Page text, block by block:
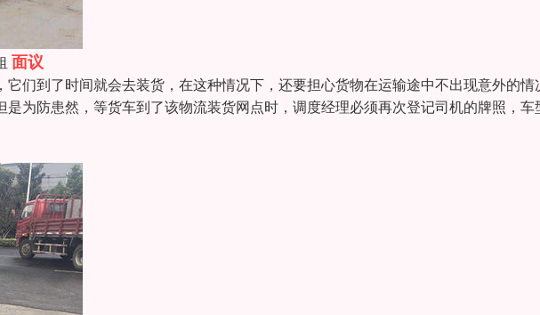
面议
们到了时间就会去装货，在这种情况下，还要担心货物在运输途中不出现意外的情
为防患然，等货车到了该物流装货网点时，调度经理必须再次登记司机的牌照，车